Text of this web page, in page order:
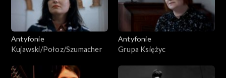
Antyfonie
Kujawski/Połoz/Szumacher
Antyfonie
Grupa Księżyc